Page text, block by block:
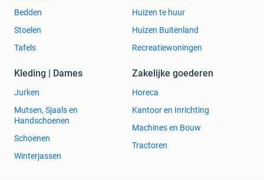
Bedden
Stoelen
Tafels
Huizen te huur
Huizen Buitenland
Recreatiewoningen
Kleding | Dames
Jurken
Mutsen, Sjaals en
Handschoenen
Schoenen
Winterjassen
Zakelijke goederen
Horeca
Kantoor en Inrichting
Machines en Bouw
Tractoren